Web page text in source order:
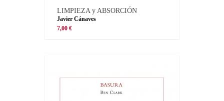
LIMPIEZA y ABSORCIÓN
Javier Cánaves
7,00 €